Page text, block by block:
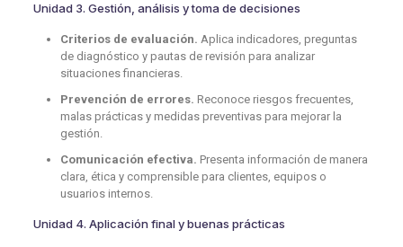
Unidad 3. Gestión, análisis y toma de decisiones
Criterios de evaluación. Aplica indicadores, preguntas
de diagnóstico y pautas de revisión para analizar
situaciones financieras.
Prevención de errores. Reconoce riesgos frecuentes,
malas prácticas y medidas preventivas para mejorar la
gestión.
Comunicación efectiva. Presenta información de manera
clara, ética y comprensible para clientes, equipos o
usuarios internos.
Unidad 4. Aplicación final y buenas prácticas